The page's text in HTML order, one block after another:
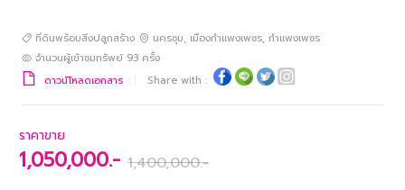
ที่ดินพร้อมสิ่งปลูกสร้าง นครชุม, เมืองกำแพงเพชร,กำแพงเพชร
จำนวนผู้เข้าชมทรัพย์ 93 ครั้ง
ดาวน์โหลดเอกสาร
Share with :
ราคาขาย
1,050,000.- 1,400,000.-